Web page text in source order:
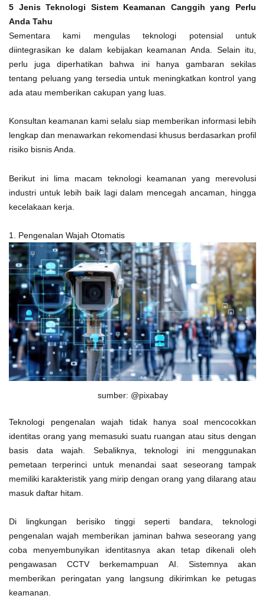
5 Jenis Teknologi Sistem Keamanan Canggih yang Perlu
Anda Tahu
Sementara kami mengulas teknologi potensial untuk
diintegrasikan ke dalam kebijakan keamanan Anda. Selain itu,
perlu juga diperhatikan bahwa ini hanya gambaran sekilas
tentang peluang yang tersedia untuk meningkatkan kontrol yang
ada atau memberikan cakupan yang luas.
Konsultan keamanan kami selalu siap memberikan informasi lebih
lengkap dan menawarkan rekomendasi khusus berdasarkan profil
risiko bisnis Anda.
Berikut ini lima macam teknologi keamanan yang merevolusi
industri untuk lebih baik lagi dalam mencegah ancaman, hingga
kecelakaan kerja.
1. Pengenalan Wajah Otomatis
sumber: @pixabay
Teknologi pengenalan wajah tidak hanya soal mencocokkan
identitas orang yang memasuki suatu ruangan atau situs dengan
basis data wajah. Sebaliknya, teknologi ini menggunakan
pemetaan terperinci untuk menandai saat seseorang tampak
memiliki karakteristik yang mirip dengan orang yang dilarang atau
masuk daftar hitam.
Di lingkungan berisiko tinggi seperti bandara, teknologi
pengenalan wajah memberikan jaminan bahwa seseorang yang
coba menyembunyikan identitasnya akan tetap dikenali oleh
pengawasan CCTV berkemampuan AI. Sistemnya akan
memberikan peringatan yang langsung dikirimkan ke petugas
keamanan.